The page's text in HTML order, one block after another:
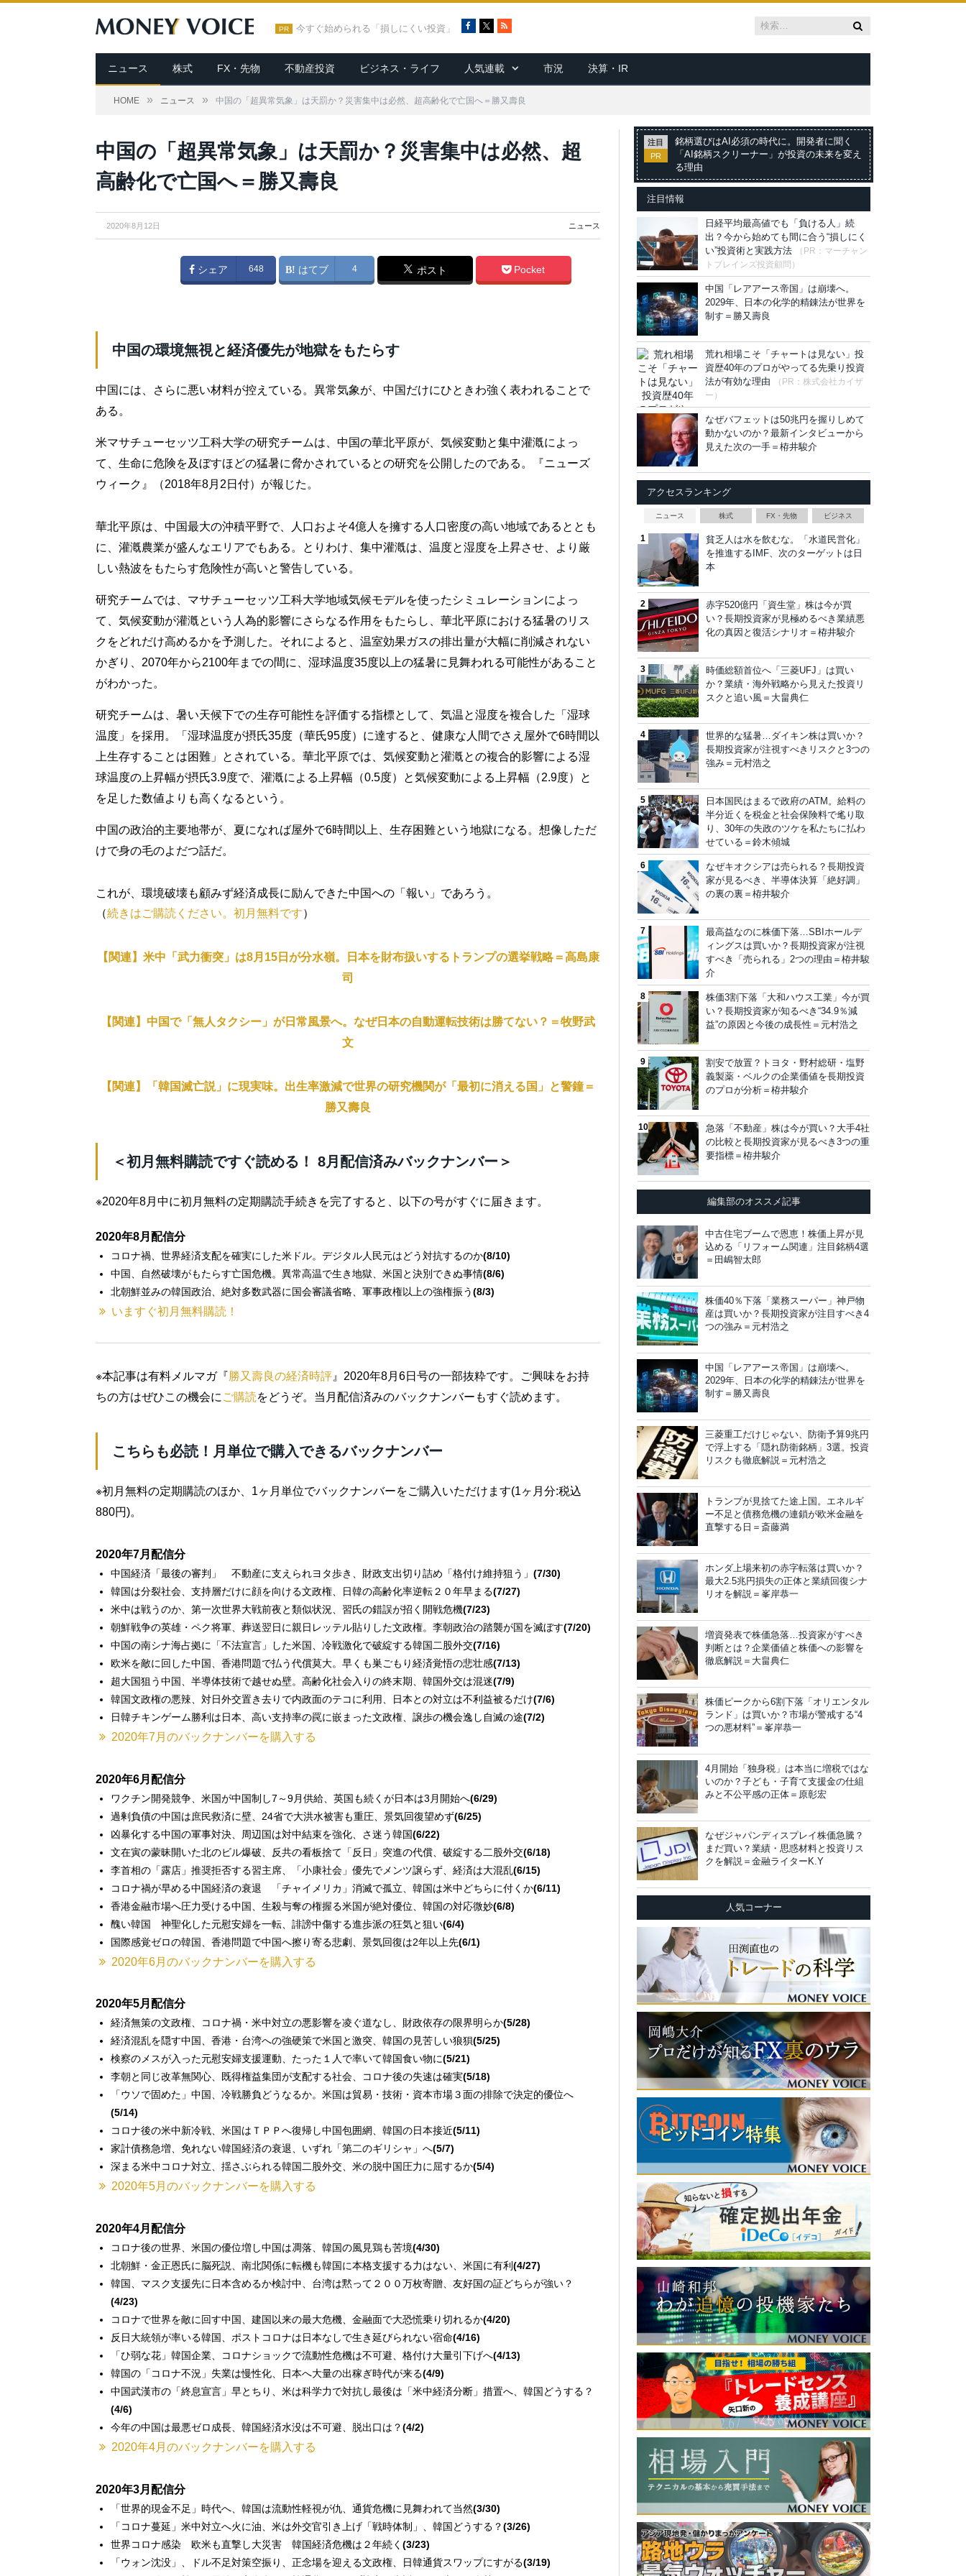
PR 今すぐ始められる「損しにくい投資」
c
e
b
o
R
S
ニュース 株式 FX・先物 不動産投資 ビジネス・ライフ 人気連載 市況 決算・IR
HOME » ニュース » 中国の「超異常気象」は天罰か？災害集中は必然、超高齢化で亡国へ＝勝又壽良
中国の「超異常気象」は天罰か？災害集中は必然、超
高齢化で亡国へ＝勝又壽良
2020年8月12日 ニュース
シェア 648 はてブ 4 ポスト Pocket
中国の環境無視と経済優先が地獄をもたらす
中国には、さらに悪い材料が控えている。異常気象が、中国だけにひときわ強く表われることで
ある。
米マサチューセッツ工科大学の研究チームは、中国の華北平原が、気候変動と集中灌漑によっ
て、生命に危険を及ぼすほどの猛暑に脅かされているとの研究を公開したのである。『ニューズ
ウィーク』（2018年8月2日付）が報じた。
華北平原は、中国最大の沖積平野で、人口およそ4億人を擁する人口密度の高い地域であるととも
に、灌漑農業が盛んなエリアでもある。とりわけ、集中灌漑は、温度と湿度を上昇させ、より厳
しい熱波をもたらす危険性が高いと警告している。
研究チームでは、マサチューセッツ工科大学地域気候モデルを使ったシミュレーションによっ
て、気候変動が灌漑という人為的影響にさらなる作用をもたらし、華北平原における猛暑のリス
クをどれだけ高めるかを予測した。それによると、温室効果ガスの排出量が大幅に削減されない
かぎり、2070年から2100年までの間に、湿球温度35度以上の猛暑に見舞われる可能性があること
がわかった。
研究チームは、暑い天候下での生存可能性を評価する指標として、気温と湿度を複合した「湿球
温度」を採用。「湿球温度が摂氏35度（華氏95度）に達すると、健康な人間でさえ屋外で6時間以
上生存することは困難」とされている。華北平原では、気候変動と灌漑との複合的影響による湿
球温度の上昇幅が摂氏3.9度で、灌漑による上昇幅（0.5度）と気候変動による上昇幅（2.9度）と
を足した数値よりも高くなるという。
中国の政治的主要地帯が、夏になれば屋外で6時間以上、生存困難という地獄になる。想像しただ
けで身の毛のよだつ話だ。
これが、環境破壊も顧みず経済成長に励んできた中国への「報い」であろう。
（続きはご購読ください。初月無料です）
【関連】米中「武力衝突」は8月15日が分水嶺。日本を財布扱いするトランプの選挙戦略＝高島康
司
【関連】中国で「無人タクシー」が日常風景へ。なぜ日本の自動運転技術は勝てない？＝牧野武
文
【関連】「韓国滅亡説」に現実味。出生率激減で世界の研究機関が「最初に消える国」と警鐘＝
勝又壽良
＜初月無料購読ですぐ読める！ 8月配信済みバックナンバー＞
※2020年8月中に初月無料の定期購読手続きを完了すると、以下の号がすぐに届きます。
2020年8月配信分
コロナ禍、世界経済支配を確実にした米ドル。デジタル人民元はどう対抗するのか(8/10)
中国、自然破壊がもたらす亡国危機。異常高温で生き地獄、米国と決別できぬ事情(8/6)
北朝鮮並みの韓国政治、絶対多数武器に国会審議省略、軍事政権以上の強権振う(8/3)
いますぐ初月無料購読！
※本記事は有料メルマガ『勝又壽良の経済時評 』2020年8月6日号の一部抜粋です。ご興味をお持
ちの方はぜひこの機会に ご購読をどうぞ。当月配信済みのバックナンバーもすぐ読めます。
こちらも必読！月単位で購入できるバックナンバー
※初月無料の定期購読のほか、1ヶ月単位でバックナンバーをご購入いただけます(1ヶ月分:税込
880円)。
2020年7月配信分
中国経済「最後の審判」 不動産に支えられヨタ歩き、財政支出切り詰め「格付け維持狙う」 (7/30)
韓国は分裂社会、支持層だけに顔を向ける文政権、日韓の高齢化率逆転２０年早まる(7/27)
米中は戦うのか、第一次世界大戦前夜と類似状況、習氏の錯誤が招く開戦危機(7/23)
朝鮮戦争の英雄・ペク将軍、葬送翌日に親日レッテル貼りした文政権。李朝政治の踏襲が国を滅ぼす(7/20)
中国の南シナ海占拠に「不法宣言」した米国、冷戦激化で破綻する韓国二股外交(7/16)
欧米を敵に回した中国、香港問題で払う代償莫大。早くも巣ごもり経済覚悟の悲壮感(7/13)
超大国狙う中国、半導体技術で越せぬ壁。高齢化社会入りの終末期、韓国外交は混迷(7/9)
韓国文政権の悪辣、対日外交置き去りで内政面のテコに利用、日本との対立は不利益被るだけ(7/6)
日韓チキンゲーム勝利は日本、高い支持率の罠に嵌まった文政権、譲歩の機会逸し自滅の途(7/2)
2020年7月のバックナンバーを購入する
2020年6月配信分
ワクチン開発競争、米国が中国制し7～9月供給、英国も続くが日本は3月開始へ(6/29)
過剰負債の中国は庶民救済に壁、24省で大洪水被害も重圧、景気回復望めず(6/25)
凶暴化する中国の軍事対決、周辺国は対中結束を強化、さ迷う韓国(6/22)
文在寅の蒙昧開いた北のビル爆破、反共の看板捨て「反日」突進の代償、破綻する二股外交(6/18)
李首相の「露店」推奨拒否する習主席、「小康社会」優先でメンツ譲らず、経済は大混乱(6/15)
コロナ禍が早める中国経済の衰退 「チャイメリカ」消滅で孤立、韓国は米中どちらに付くか(6/11)
香港金融市場へ圧力受ける中国、生殺与奪の権握る米国が絶対優位、韓国の対応微妙(6/8)
醜い韓国 神聖化した元慰安婦を一転、誹謗中傷する進歩派の狂気と狙い(6/4)
国際感覚ゼロの韓国、香港問題で中国へ擦り寄る悲劇、景気回復は2年以上先(6/1)
2020年6月のバックナンバーを購入する
2020年5月配信分
経済無策の文政権、コロナ禍・米中対立の悪影響を凌ぐ道なし、財政依存の限界明らか(5/28)
経済混乱を隠す中国、香港・台湾への強硬策で米国と激突、韓国の見苦しい狼狽(5/25)
検察のメスが入った元慰安婦支援運動、たった１人で率いて韓国食い物に(5/21)
李朝と同じ改革無関心、既得権益集団が支配する社会、コロナ後の失速は確実(5/18)
「ウソで固めた」中国、冷戦勝負どうなるか。米国は貿易・技術・資本市場３面の排除で決定的優位へ
(5/14)
コロナ後の米中新冷戦、米国はＴＰＰへ復帰し中国包囲網、韓国の日本接近(5/11)
家計債務急増、免れない韓国経済の衰退、いずれ「第二のギリシャ」へ(5/7)
深まる米中コロナ対立、揺さぶられる韓国二股外交、米の脱中国圧力に屈するか(5/4)
2020年5月のバックナンバーを購入する
2020年4月配信分
コロナ後の世界、米国の優位増し中国は凋落、韓国の風見鶏も苦境(4/30)
北朝鮮・金正恩氏に脳死説、南北関係に転機も韓国に本格支援する力はない、米国に有利 (4/27)
韓国、マスク支援先に日本含めるか検討中、台湾は黙って２００万枚寄贈、友好国の証どちらが強い？
(4/23)
コロナで世界を敵に回す中国、建国以来の最大危機、金融面で大恐慌乗り切れるか(4/20)
反日大統領が率いる韓国、ポストコロナは日本なしで生き延びられない宿命(4/16)
「ひ弱な花」韓国企業、コロナショックで流動性危機は不可避、格付け大量引下げへ(4/13)
韓国の「コロナ不況」失業は慢性化、日本へ大量の出稼ぎ時代が来る(4/9)
中国武漢市の「終息宣言」早とちり、米は科学力で対抗し最後は「米中経済分断」措置へ、韓国どうする？
(4/6)
今年の中国は最悪ゼロ成長、韓国経済水没は不可避、脱出口は？(4/2)
2020年4月のバックナンバーを購入する
2020年3月配信分
「世界的現金不足」時代へ、韓国は流動性軽視が仇、通貨危機に見舞われて当然(3/30)
「コロナ蔓延」米中対立へ火に油、米は外交官引き上げ「戦時体制」、韓国どうする？(3/26)
世界コロナ感染 欧米も直撃し大災害 韓国経済危機は２年続く (3/23)
「ウォン沈没」、ドル不足対策空振り、正念場を迎える文政権、日韓通貨スワップにすがる(3/19)
注目
PR
銘柄選びはAI必須の時代に。開発者に聞く
「AI銘柄スクリーナー」が投資の未来を変え
る理由
注目情報
日経平均最高値でも「負ける人」続
出？今から始めても間に合う“損しにく
い”投資術と実践方法
（PR：マーチャン
トブレインズ投資顧問）
中国「レアアース帝国」は崩壊へ。
2029年、日本の化学的精錬法が世界を
制す＝勝又壽良
荒れ相場こそ「チャートは見ない」投
資歴40年のプロがやってる先乗り投資
法が有効な理由
（PR：株式会社カイザ
ー）
なぜバフェットは50兆円を握りしめて
動かないのか？最新インタビューから
見えた次の一手＝栫井駿介
アクセスランキング
ニュース 株式 FX・先物 ビジネス
貧乏人は水を飲むな。「水道民営化」
を推進するIMF、次のターゲットは日
本
赤字520億円「資生堂」株は今が買
い？長期投資家が見極めるべき業績悪
化の真因と復活シナリオ＝栫井駿介
時価総額首位へ「三菱UFJ」は買い
か？業績・海外戦略から見えた投資リ
スクと追い風＝大畠典仁
世界的な猛暑…ダイキン株は買いか？
長期投資家が注視すべきリスクと3つの
強み＝元村浩之
日本国民はまるで政府のATM。給料の
半分近くを税金と社会保険料で毟り取
り、30年の失政のツケを私たちに払わ
せている＝鈴木傾城
なぜキオクシアは売られる？長期投資
家が見るべき、半導体決算「絶好調」
の裏の裏＝栫井駿介
最高益なのに株価下落…SBIホールデ
ィングスは買いか？長期投資家が注視
すべき「売られる」2つの理由＝栫井駿
介
株価3割下落「大和ハウス工業」今が買
い？長期投資家が知るべき“34.9％減
益”の原因と今後の成長性＝元村浩之
割安で放置？トヨタ・野村総研・塩野
義製薬・ベルクの企業価値を長期投資
のプロが分析＝栫井駿介
急落「不動産」株は今が買い？大手4社
の比較と長期投資家が見るべき3つの重
要指標＝栫井駿介
編集部のオススメ記事
中古住宅ブームで恩恵！株価上昇が見
込める「リフォーム関連」注目銘柄4選
＝田嶋智太郎
株価40％下落「業務スーパー」神戸物
産は買いか？長期投資家が注目すべき4
つの強み＝元村浩之
中国「レアアース帝国」は崩壊へ。
2029年、日本の化学的精錬法が世界を
制す＝勝又壽良
三菱重工だけじゃない、防衛予算9兆円
で浮上する「隠れ防衛銘柄」3選。投資
リスクも徹底解説＝元村浩之
トランプが見捨てた途上国。エネルギ
ー不足と債務危機の連鎖が欧米金融を
直撃する日＝斎藤満
ホンダ上場来初の赤字転落は買いか？
最大2.5兆円損失の正体と業績回復シナ
リオを解説＝峯岸恭一
増資発表で株価急落…投資家がすべき
判断とは？企業価値と株価への影響を
徹底解説＝大畠典仁
株価ピークから6割下落「オリエンタル
ランド」は買いか？市場が警戒する“4
つの悪材料”＝峯岸恭一
4月開始「独身税」は本当に増税ではな
いのか？子ども・子育て支援金の仕組
みと不公平感の正体＝原彰宏
なぜジャパンディスプレイ株価急騰？
まだ買い？業績・思惑材料と投資リス
クを解説＝金融ライターK.Y
人気コーナー